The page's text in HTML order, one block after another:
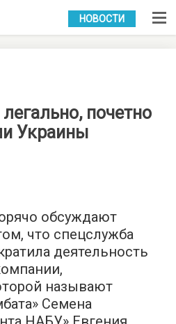
УКР РУС
НОВОСТИ
почетно
Украины
обсуждают
что спецслужба
деятельность
называют
Семена